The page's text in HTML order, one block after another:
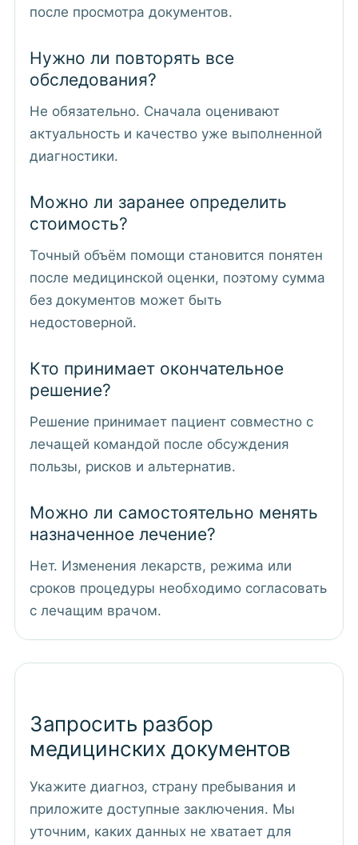
после просмотра документов.
Нужно ли повторять все
обследования?
Не обязательно. Сначала оценивают
актуальность и качество уже выполненной
диагностики.
Можно ли заранее определить
стоимость?
Точный объём помощи становится понятен
после медицинской оценки, поэтому сумма
без документов может быть
недостоверной.
Кто принимает окончательное
решение?
Решение принимает пациент совместно с
лечащей командой после обсуждения
пользы, рисков и альтернатив.
Можно ли самостоятельно менять
назначенное лечение?
Нет. Изменения лекарств, режима или
сроков процедуры необходимо согласовать
с лечащим врачом.
Запросить разбор
медицинских документов
Укажите диагноз, страну пребывания и
приложите доступные заключения. Мы
уточним, каких данных не хватает для